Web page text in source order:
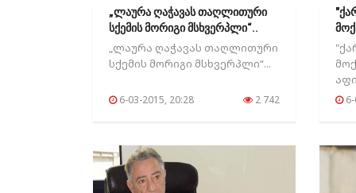
„ლაურა ღაჭავას თაღლითური
სქემის მორიგი მსხვერპლი“..
„ლაურა ღაჭავას თაღლითური
სქემის მორიგი მსხვერპლი“...
6-03-2015, 20:28 2 742 6-